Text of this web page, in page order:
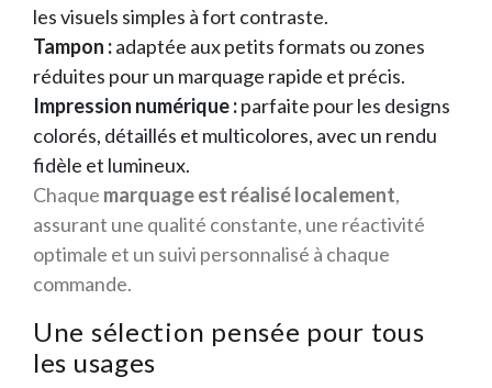
les visuels simples à fort contraste.
Tampon :adaptée aux petits formats ou zones
réduites pour un marquage rapide et précis.
Impression numérique :parfaite pour les designs
colorés, détaillés et multicolores, avec un rendu
fidèle et lumineux.
Chaque marquage est réalisé localement,
assurant une qualité constante, une réactivité
optimale et un suivi personnalisé à chaque
commande.
Une sélection pensée pour tous
les usages